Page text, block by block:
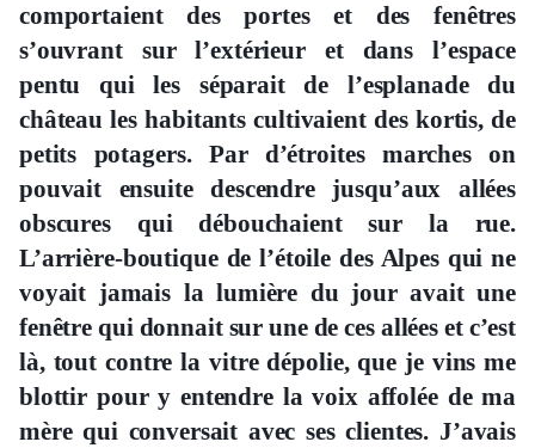
comportaient des portes et des fenêtres
s’ouvrant sur l’extérieur et dans l’espace
pentu qui les séparait de l’esplanade du
château les habitants cultivaient des kortis, de
petits potagers. Par d’étroites marches on
pouvait ensuite descendre jusqu’aux allées
obscures qui débouchaient sur la rue.
L’arrière-boutique de l’étoile des Alpes qui ne
voyait jamais la lumière du jour avait une
fenêtre qui donnait sur une de ces allées et c’est
là, tout contre la vitre dépolie, que je vins me
blottir pour y entendre la voix affolée de ma
mère qui conversait avec ses clientes. J’avais